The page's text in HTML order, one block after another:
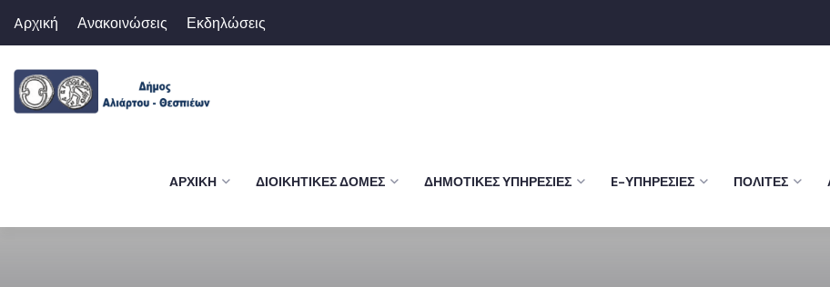
Aρχική Ανακοινώσεις Εκδηλώσεις
AΡΧΙΚΉ ΔΙΟΙΚΗΤΙΚΈΣ ΔΟΜΈΣ ΔΗΜΟΤΙΚΈΣ ΥΠΗΡΕΣΊΕΣ E-ΥΠΗΡΕΣΊΕΣ ΠΟΛΊΤΕΣ